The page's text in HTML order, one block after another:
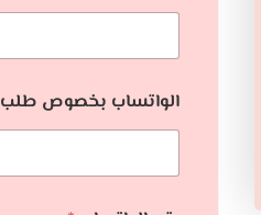
الواتساب بخصوص طلب